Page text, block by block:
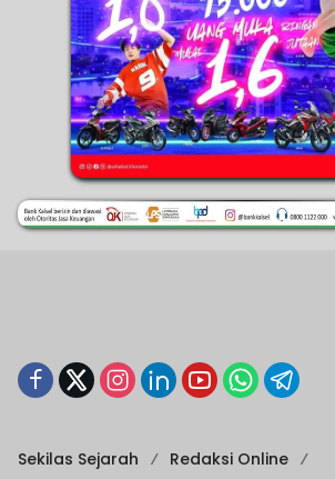
Sekilas Sejarah
Redaksi Online